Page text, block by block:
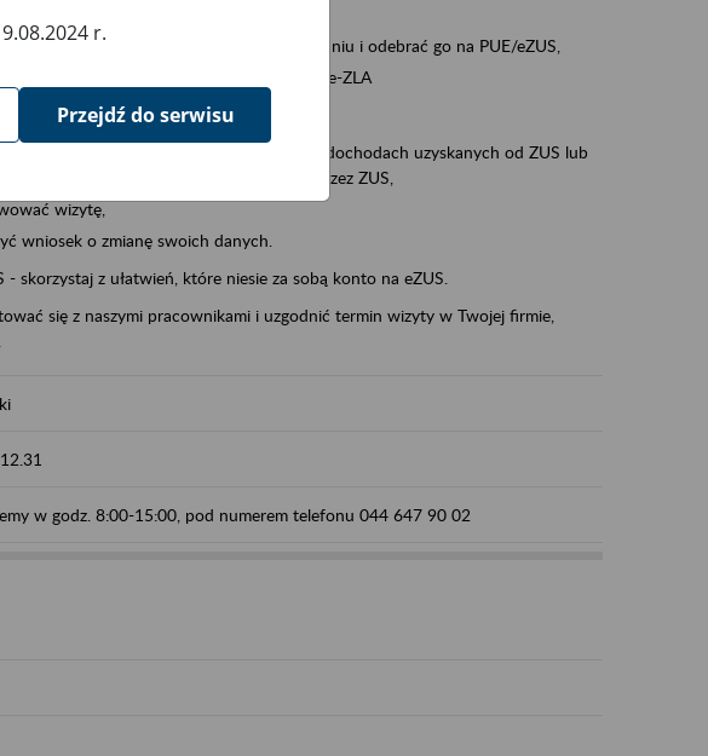
o wydanie zaświadczenia o niezaleganiu i odebrać go na PUE/eZUS,
zwolnień lekarskich swoich pracowników - e-ZLA
do formularza PIT 11A, czyli informacji o dochodach uzyskanych od ZUS lub
40A, czyli rocznego obliczenia podatku przez ZUS,
wizytę,
wniosek o zmianę swoich danych.
- skorzystaj z ułatwień, które niesie za sobą konto na eZUS.
się z naszymi pracownikami i uzgodnić termin wizyty w Twojej firmie,
w godz. 8:00-15:00, pod numerem telefonu 044 647 90 02
r.
Przejdź do serwisu